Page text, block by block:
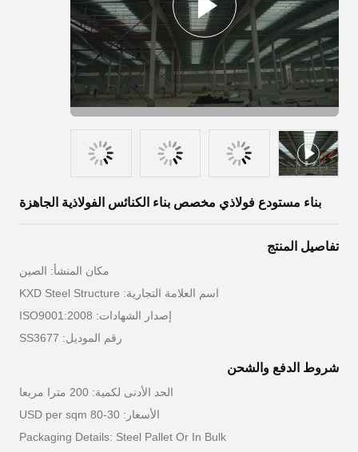
بناء مستودع فولاذي مخصص بناء الكنائس الفولاذية الجاهزة
تفاصيل المنتج
مكان المنشأ: الصين
اسم العلامة التجارية: KXD Steel Structure
إصدار الشهادات: ISO9001:2008
رقم الموديل: SS3677
شروط الدفع والشحن
الحد الأدنى لكمية: 200 مترا مربعا
الأسعار: 30-80 USD per sqm
Packaging Details: Steel Pallet Or In Bulk